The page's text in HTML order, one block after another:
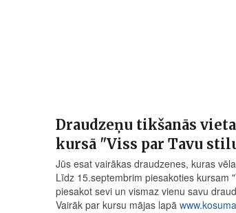
Draudzeņu tikšanās
kursā "Viss par Tavu
Jūs esat vairākas draudzenes, kuras
Līdz 15.septembrim piesakoties kursam
piesakot sevi un vismaz vienu savu
Vairāk par kursu mājas lapā